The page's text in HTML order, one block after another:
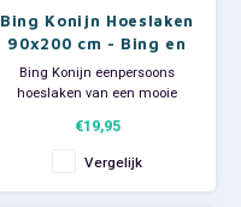
Bing Konijn Hoeslaken
90x200 cm - Bing en
Sula
Bing Konijn eenpersoons
hoeslaken van een mooie
banden rond de matras, past
het Bing en Sula hoeslaken
strak om het matras. Materiaal:
100% katoen. Afmetingen: 90 x
€19,95
Vergelijk